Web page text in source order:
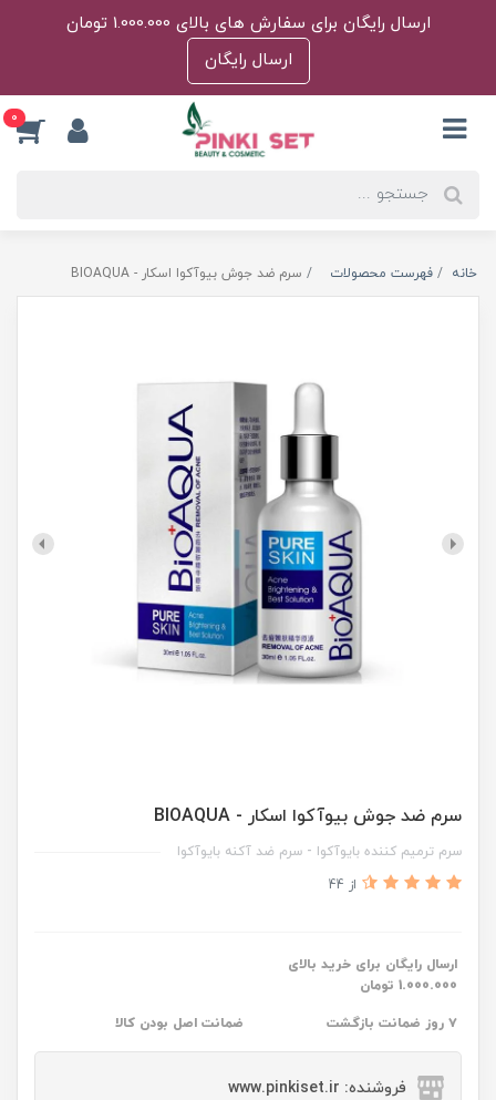
ارسال رایگان برای سفارش های بالای 1.000.000 تومان
ارسال رایگان
0
خانه فهرست محصولات سرم ضد جوش بیوآکوا‌ اسکار - BIOAQUA
سرم ضد جوش بیوآکوا‌ اسکار - BIOAQUA
سرم ترمیم کننده بایوآکوا - سرم ضد آکنه بایوآکوا
از 44
ارسال رایگان برای خرید بالای
1.000.000 تومان
۷ روز ضمانت بازگشت ضمانت اصل بودن کالا
فروشنده: www.pinkiset.ir